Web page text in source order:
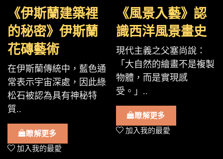
《伊斯蘭建築裡
的秘密》伊斯蘭
花磚藝術
在伊斯蘭傳統中，藍色通
常表示宇宙深處，因此綠
松石被認為具有神秘特
質..
瞭解更多
加入我的最愛
《風景入藝》認
識西洋風景畫史
現代主義之父塞尚說：
「大自然的繪畫不是複製
物體，而是實現感
受。」..
瞭解更多
加入我的最愛